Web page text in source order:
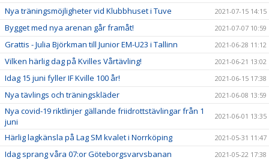
Nya träningsmöjligheter vid Klubbhuset i Tuve 2021-07-15 14:15
Bygget med nya arenan går framåt! 2021-07-07 10:59
Grattis - Julia Björkman till Junior EM-U23 i Tallinn 2021-06-28 11:12
Vilken härlig dag på Kvilles Vårtävling! 2021-06-21 13:02
Idag 15 juni fyller IF Kville 100 år! 2021-06-15 17:38
Nya tävlings och träningskläder 2021-06-08 13:59
Nya covid-19 riktlinjer gällande friidrottstävlingar från 1
juni
2021-06-01 13:35
Härlig lagkänsla på Lag SM kvalet i Norrköping 2021-05-31 11:47
Idag sprang våra 07:or Göteborgsvarvsbanan 2021-05-22 17:38